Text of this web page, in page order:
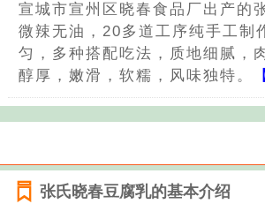
宣城市宣州区晓春食品厂出产的
微辣无油，20多道工序纯手工制
匀，多种搭配吃法，质地细腻，
醇厚，嫩滑，软糯，风味独特。
张氏晓春豆腐乳的基本介绍